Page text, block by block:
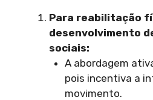
Para reabilitação
desenvolvimento
sociais:
A abordagem
pois incentiva a
movimento.